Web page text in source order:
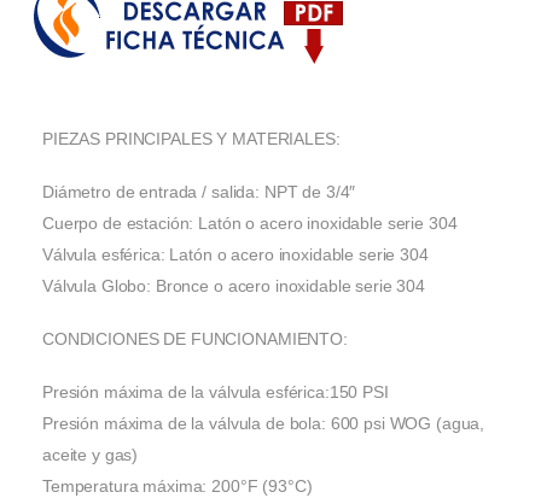
PIEZAS PRINCIPALES Y MATERIALES:
Diámetro de entrada / salida: NPT de 3/4″
Cuerpo de estación: Latón o acero inoxidable serie 304
Válvula esférica: Latón o acero inoxidable serie 304
Válvula Globo: Bronce o acero inoxidable serie 304
CONDICIONES DE FUNCIONAMIENTO:
Presión máxima de la válvula esférica:150 PSI
Presión máxima de la válvula de bola: 600 psi WOG (agua,
aceite y gas)
Temperatura máxima: 200°F (93°C)